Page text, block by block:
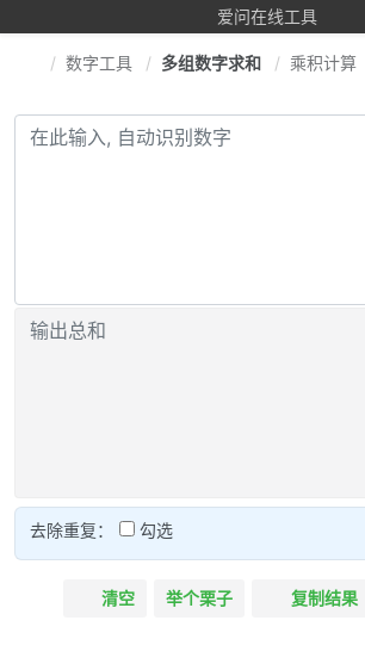
爱问在线工具
数字工具 多组数字求和 乘积计算
去除重复： 勾选
清空 举个栗子 复制结果